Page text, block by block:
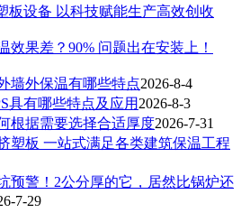
板设备 以科技赋能生产高效创收
效果差？90% 问题出在安装上！
墙外保温有哪些特点2026-8-4
具有哪些特点及应用2026-8-3
根据需要选择合适厚度2026-7-31
塑板 一站式满足各类建筑保温工程
预警！2公分厚的它，居然比锅炉还
7-29